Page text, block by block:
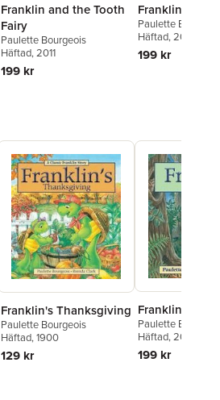
Franklin and the Tooth
Fairy
Paulette Bourgeois
Häftad, 2011
199 kr
Franklin Is Lost
Paulette
Häftad, 2011
199 kr
Franklin's Thanksgiving
Paulette Bourgeois
Häftad, 1900
129 kr
Franklin Is Lost
Paulette
Häftad, 2011
199 kr